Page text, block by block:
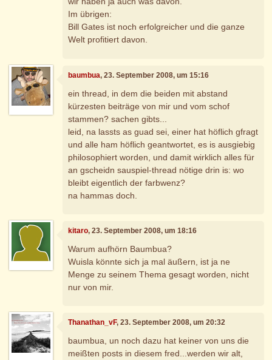
Im übrigen:
Bill Gates ist noch erfolgreicher und die ganze
Welt profitiert davon.
baumbua, 23. September 2008, um 15:16
ein thread, in dem die beiden mit abstand
kürzesten beiträge von mir und vom schof
stammen? sachen gibts...
leid, na lassts as guad sei, einer hat höflich gfragt
und alle ham höflich geantwortet, es is ausgiebig
philosophiert worden, und damit wirklich alles für
an gscheidn sauspiel-thread nötige drin is: wo
bleibt eigentlich der farbwenz?
na hammas doch.
kitaro, 23. September 2008, um 18:16
Warum aufhörn Baumbua?
Wuisla könnte sich ja mal äußern, ist ja ne
Menge zu seinem Thema gesagt worden, nicht
nur von mir.
Thanathan_vF, 23. September 2008, um 20:32
baumbua, un noch dazu hat keiner von uns die
meißten posts in diesem fred...werden wir alt,